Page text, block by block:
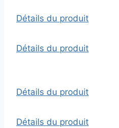
Détails du produit
Détails du produit
Détails du produit
Détails du produit